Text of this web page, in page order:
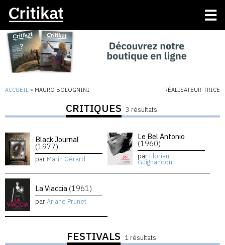
ACCUEIL » MAURO BOLOGNINI RÉALISATEUR·TRICE
CRITIQUES 3 résultats
Black Journal
(1977)
par Marin Gérard
Le Bel Antonio
(1960)
par Florian
Guignandon
La Viaccia (1961)
parAriane Prunet
FESTIVALS 1 résultats